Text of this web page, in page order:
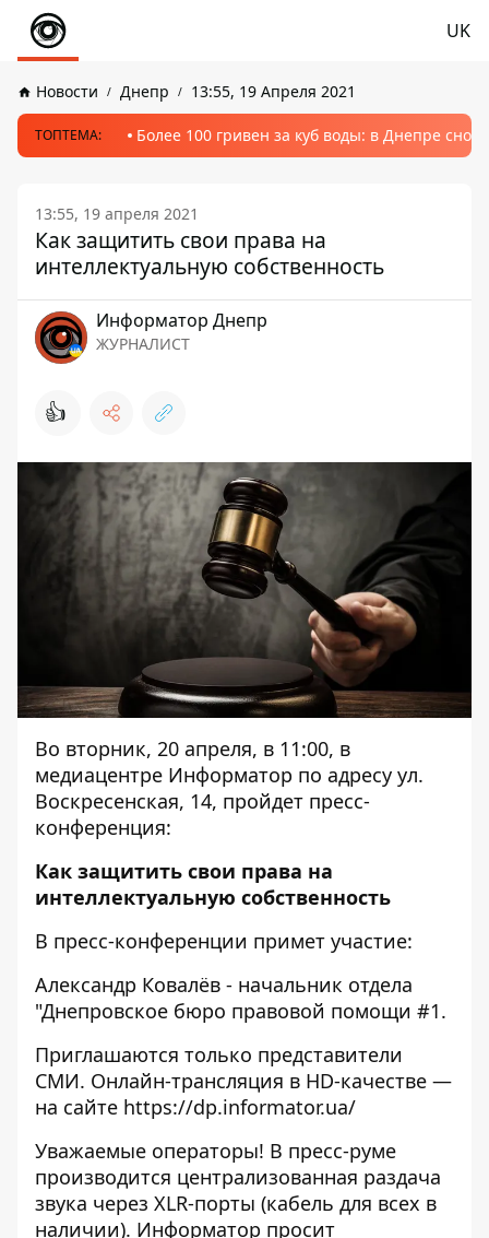
UK
Новости Днепр 13:55, 19 Апреля 2021
ТОПТЕМА: Более 100 гривен за куб воды: в Днепре
13:55, 19 апреля 2021
Как защитить свои права на
интеллектуальную собственность
Информатор Днепр
ЖУРНАЛИСТ
👍
Во вторник, 20 апреля, в 11:00, в
медиацентре Информатор по адресу ул.
Воскресенская, 14, пройдет пресс-
конференция:
Как защитить свои права на
интеллектуальную собственность
В пресс-конференции примет участие:
Александр Ковалёв - начальник отдела
"Днепровское бюро правовой помощи #1.
Приглашаются только представители
СМИ. Онлайн-трансляция в HD-качестве —
на сайте https://dp.informator.ua/
Уважаемые операторы! В пресс-руме
производится централизованная раздача
звука через XLR-порты (кабель для всех в
наличии). Информатор просит